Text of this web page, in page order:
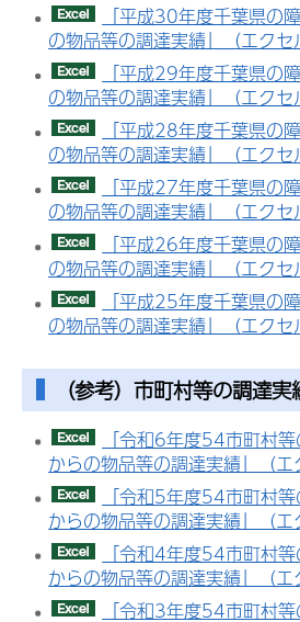
「平成30年度千葉県の
の物品等の調達実績」（エクセ
「平成29年度千葉県の
の物品等の調達実績」（エクセ
「平成28年度千葉県の
の物品等の調達実績」（エクセ
「平成27年度千葉県の
の物品等の調達実績」（エクセ
「平成26年度千葉県の
の物品等の調達実績」（エクセ
「平成25年度千葉県の
の物品等の調達実績」（エクセ
（参考）市町村等の調達実
「令和6年度54市町村
からの物品等の調達実績」（エ
「令和5年度54市町村
からの物品等の調達実績」（エ
「令和4年度54市町村
からの物品等の調達実績」（エ
「令和3年度54市町村